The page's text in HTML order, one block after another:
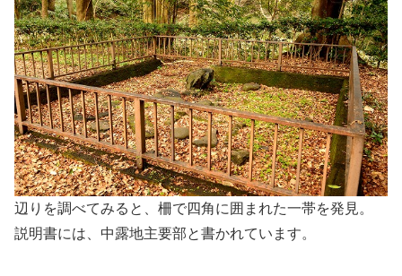
辺りを調べてみると、柵で四角に囲まれた一帯を発見。
説明書には、中露地主要部と書かれています。